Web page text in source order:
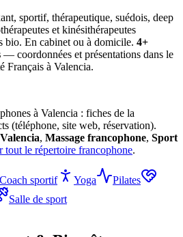
sportif, thérapeutique, suédois, deep
et kinésithérapeutes
bio. En cabinet ou à domicile. 4+
— coordonnées et présentations dans le
Français à Valencia.
à Valencia : fiches de la
(téléphone, site web, réservation).
Valencia, Massage francophone, Sport
tout le répertoire francophone.
Coach sportif Yoga
Pilates
Salle de sport